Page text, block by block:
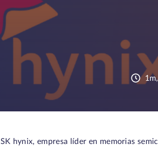
SK hynix, empresa líder en memorias